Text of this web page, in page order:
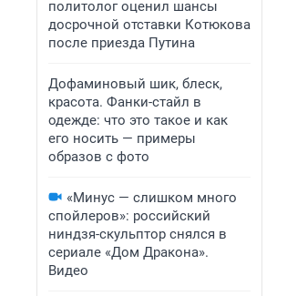
политолог оценил шансы
досрочной отставки Котюкова
после приезда Путина
Дофаминовый шик, блеск,
красота. Фанки-стайл в
одежде: что это такое и как
его носить — примеры
образов с фото
«Минус — слишком много
спойлеров»: российский
ниндзя-скульптор снялся в
сериале «Дом Дракона».
Видео